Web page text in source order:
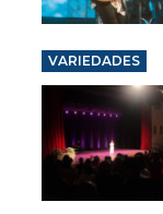
VARIEDADES